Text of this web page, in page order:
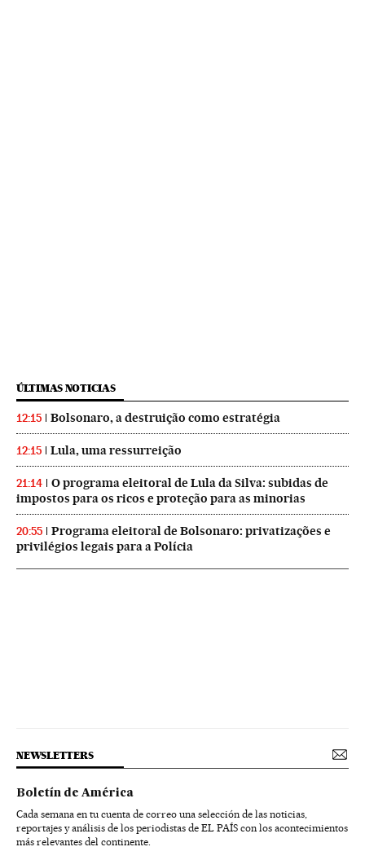
ÚLTIMAS NOTICIAS
12:15 Bolsonaro, a destruição como estratégia
12:15 Lula, uma ressurreição
21:14
O programa eleitoral de Lula da Silva: subidas de
impostos para os ricos e proteção para as minorias
20:55
Programa eleitoral de Bolsonaro: privatizações e
privilégios legais para a Polícia
NEWSLETTERS
Boletín de América
Cada semana en tu cuenta de correo una selección de las noticias,
reportajes y análisis de los periodistas de EL PAÍS con los acontecimientos
más relevantes del continente.